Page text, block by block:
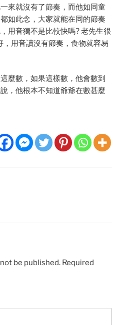
就沒有了節奏，而他如同童
如此念，大家就能在同的節奏
用音獨不是比較快嗎? 老先生很
，用音讀沒有節奏，食物就容易
麼數，如果這樣數，他會數到
，他根本不知道爺爺在數甚麼
be published. Required